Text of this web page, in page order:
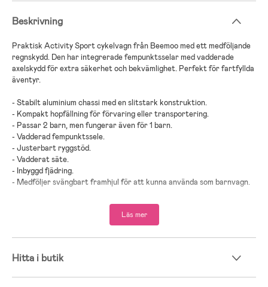
Beskrivning
Praktisk Activity Sportcykelvagnfrån Beemoomed ettmedföljande
regnskydd. Den harintegreradefempunktsselarmedvadderade
axelskyddför extra säkerhet och bekvämlighet. Perfektför fartfyllda
äventyr.
- Stabilt aluminium chassi med en slitstark konstruktion.
- Kompakt hopfällning för förvaring eller transportering.
- Passar 2 barn, men fungerar även för 1 barn.
- Vadderad fempunktssele.
- Justerbart ryggstöd.
- Vadderat säte.
- Inbyggd fjädring.
- Medföljer svängbart framhjul för att kunna använda som barnvagn.
-Kopplingsdon för anslutning till cykel.
-Maxlängd på barnet: 111 cm
Läs mer
Hitta i butik